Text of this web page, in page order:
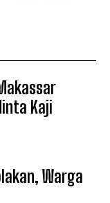
Kaji
Warga